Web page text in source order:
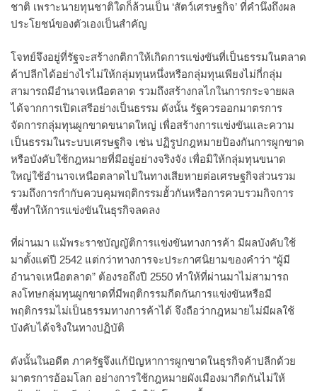
ชาติ เพราะนายทุนชาติใดก็ล้วนเป็น ‘สัตว์เศรษฐกิจ’ ที่คำนึงถึงผล
ประโยชน์ของตัวเองเป็นสำคัญ
โจทย์จึงอยู่ที่รัฐจะสร้างกติกาให้เกิดการแข่งขันที่เป็นธรรมในตลาด
ค้าปลีกได้อย่างไรไม่ให้กลุ่มทุนหนึ่งหรือกลุ่มทุนเพียงไม่กี่กลุ่ม
สามารถมีอำนาจเหนือตลาด รวมถึงสร้างกลไกในการกระจายผล
ได้จากการเปิดเสรีอย่างเป็นธรรม ดังนั้น รัฐควรออกมาตรการ
จัดการกลุ่มทุนผูกขาดขนาดใหญ่ เพื่อสร้างการแข่งขันและความ
เป็นธรรมในระบบเศรษฐกิจ เช่น ปฏิรูปกฎหมายป้องกันการผูกขาด
หรือบังคับใช้กฎหมายที่มีอยู่อย่างจริงจัง เพื่อมิให้กลุ่มทุนขนาด
ใหญ่ใช้อำนาจเหนือตลาดไปในทางเสียหายต่อเศรษฐกิจส่วนรวม
รวมถึงการกำกับควบคุมพฤติกรรมฮั้วกันหรือการควบรวมกิจการ
ซึ่งทำให้การแข่งขันในธุรกิจลดลง
ที่ผ่านมา แม้พระราชบัญญัติการแข่งขันทางการค้า มีผลบังคับใช้
มาตั้งแต่ปี 2542 แต่กว่าทางการจะประกาศนิยามของคำว่า “ผู้มี
อำนาจเหนือตลาด” ต้องรอถึงปี 2550 ทำให้ที่ผ่านมาไม่สามารถ
ลงโทษกลุ่มทุนผูกขาดที่มีพฤติกรรมกีดกันการแข่งขันหรือมี
พฤติกรรมไม่เป็นธรรมทางการค้าได้ จึงถือว่ากฎหมายไม่มีผลใช้
บังคับได้จริงในทางปฏิบัติ
ดังนั้นในอดีต ภาครัฐจึงแก้ปัญหาการผูกขาดในธุรกิจค้าปลีกด้วย
มาตรการอ้อมโลก อย่างการใช้กฎหมายผังเมืองมากีดกันไม่ให้